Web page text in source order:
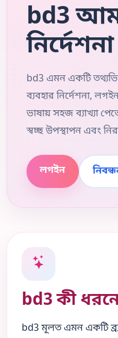
bd3
bd3 এমন একটি
ব্যবহার নির্দেশনা,
ভাষায় সহজ ব্যাখ্যা
স্বচ্ছ উপস্থাপন এবং
লগইন
bd3 কী
bd3 মূলত এমন একটি